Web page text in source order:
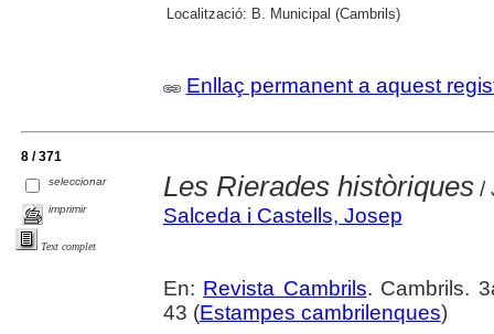
Localització: B. Municipal (Cambrils)
Enllaç permanent a aquest
8 / 371
seleccionar
imprimir
Text complet
Les Rierades històriques/
Salceda i Castells, Josep
En: Revista Cambrils. Cambrils.
43 (Estampes cambrilenques)